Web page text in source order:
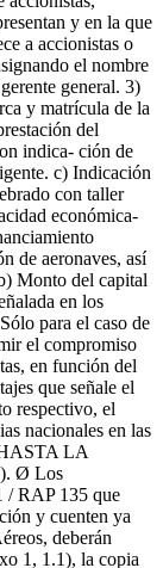
y en la que
a accionistas o
el nombre
general. 3)
y matrícula de la
del
indica- ción de
c) Indicación
con taller
económica-
de aeronaves, así
Monto del capital
en los
para el caso de
el compromiso
en función del
que señale el
respectivo, el
nacionales en las
LA
Ø Los
/ RAP 135 que
y cuenten ya
deberán
1, 1.1), la copia